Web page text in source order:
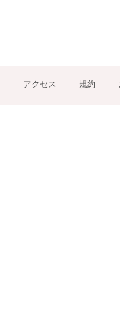
アクセス 規約